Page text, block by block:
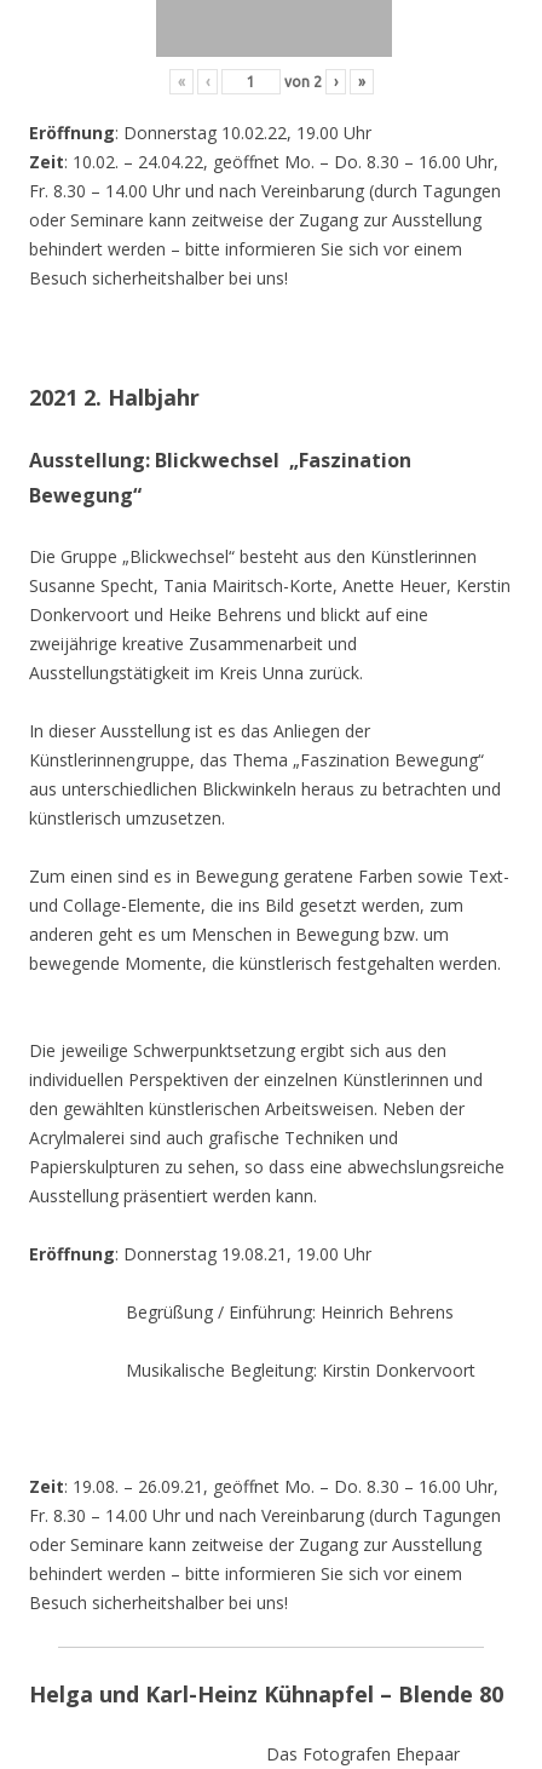
« ‹ von 2 › »
Eröffnung: Donnerstag 10.02.22, 19.00 Uhr
Zeit: 10.02. – 24.04.22, geöffnet Mo. – Do. 8.30 – 16.00 Uhr,
Fr. 8.30 – 14.00 Uhr und nach Vereinbarung (durch Tagungen
oder Seminare kann zeitweise der Zugang zur Ausstellung
behindert werden – bitte informieren Sie sich vor einem
Besuch sicherheitshalber bei uns!
2021 2. Halbjahr
Ausstellung: Blickwechsel „Faszination
Bewegung“
Die Gruppe „Blickwechsel“ besteht aus den Künstlerinnen
Susanne Specht, Tania Mairitsch-Korte, Anette Heuer, Kerstin
Donkervoort und Heike Behrens und blickt auf eine
zweijährige kreative Zusammenarbeit und
Ausstellungstätigkeit im Kreis Unna zurück.
In dieser Ausstellung ist es das Anliegen der
Künstlerinnengruppe, das Thema „Faszination Bewegung“
aus unterschiedlichen Blickwinkeln heraus zu betrachten und
künstlerisch umzusetzen.
Zum einen sind es in Bewegung geratene Farben sowie Text-
und Collage-Elemente, die ins Bild gesetzt werden, zum
anderen geht es um Menschen in Bewegung bzw. um
bewegende Momente, die künstlerisch festgehalten werden.
Die jeweilige Schwerpunktsetzung ergibt sich aus den
individuellen Perspektiven der einzelnen Künstlerinnen und
den gewählten künstlerischen Arbeitsweisen. Neben der
Acrylmalerei sind auch grafische Techniken und
Papierskulpturen zu sehen, so dass eine abwechslungsreiche
Ausstellung präsentiert werden kann.
Eröffnung: Donnerstag 19.08.21, 19.00 Uhr
Begrüßung / Einführung: Heinrich Behrens
Musikalische Begleitung: Kirstin Donkervoort
Zeit: 19.08. – 26.09.21, geöffnet Mo. – Do. 8.30 – 16.00 Uhr,
Fr. 8.30 – 14.00 Uhr und nach Vereinbarung (durch Tagungen
oder Seminare kann zeitweise der Zugang zur Ausstellung
behindert werden – bitte informieren Sie sich vor einem
Besuch sicherheitshalber bei uns!
Helga und Karl-Heinz Kühnapfel – Blende 80
Das Fotografen Ehepaar